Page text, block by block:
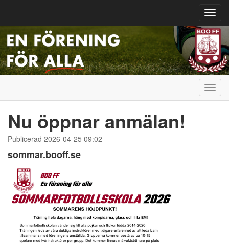
Nu öppnar anmälan!
Publicerad 2026-04-25 09:02
sommar.booff.se